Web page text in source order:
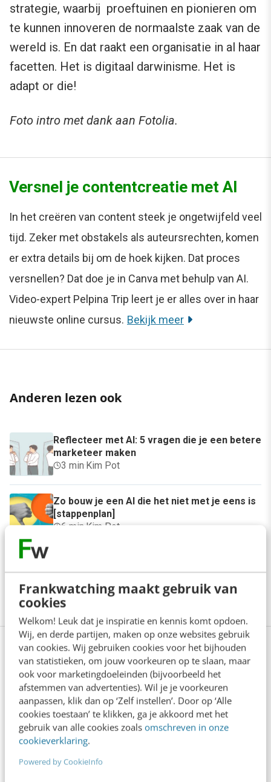
Frankwatching maakt gebruik van
cookies
Welkom! Leuk dat je inspiratie en kennis komt opdoen.
Wij, en derde partijen, maken op onze websites gebruik
van cookies. Wij gebruiken cookies voor het bijhouden
van statistieken, om jouw voorkeuren op te slaan, maar
ook voor marketingdoeleinden (bijvoorbeeld het
afstemmen van advertenties). Wil je je voorkeuren
aanpassen, klik dan op ‘Zelf instellen’. Door op ‘Alle
cookies toestaan’ te klikken, ga je akkoord met het
gebruik van alle cookies zoals omschreven in onze
cookieverklaring.
Powered by CookieInfo
strategie, waarbij proeftuinen en pionieren om
te kunnen innoveren de normaalste zaak van de
wereld is. En dat raakt een organisatie in al haar
facetten. Het is digitaal darwinisme. Het is
adapt or die!
Foto intro met dank aan Fotolia.
Versnel je contentcreatie met AI
In het creëren van content steek je ongetwijfeld veel
tijd. Zeker met obstakels als auteursrechten, komen
er extra details bij om de hoek kijken. Dat proces
versnellen? Dat doe je in Canva met behulp van AI.
Video-expert Pelpina Trip leert je er alles over in haar
nieuwste online cursus. Bekijk meer
Anderen lezen ook
Reflecteer met AI: 5 vragen die je een betere
marketeer maken
3 min·Kim Pot
Zo bouw je een AI die het niet met je eens is
[stappenplan]
6 min Kim Pot
verstandig of overbodig?
5 min·Dennis Figge
Bekijk deze topics of volg ze via een
NieuwsAlert
C-level executives Clay Shirky
De Wet van Martec Digitale disruptie